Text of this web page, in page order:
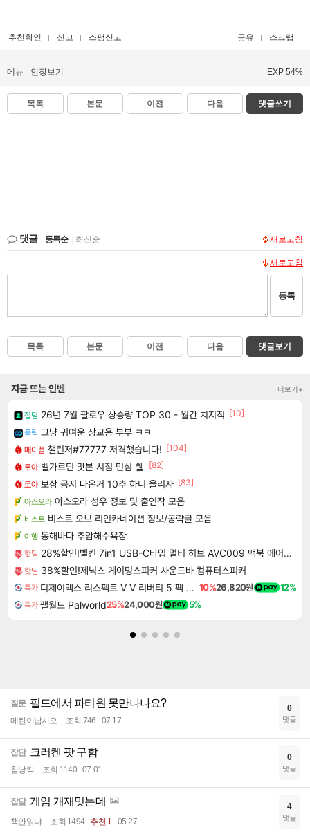
추천확인 신고 스팸신고 공유 스크랩
메뉴 인장보기 EXP 54%
목록 본문 이전 다음 댓글쓰기
댓글 등록순 최신순 새로고침
새로고침
등록
목록 본문 이전 다음 댓글보기
지금 뜨는 인벤 더보기+
잡담 26년 7월 팔로우 상승량 TOP 30 - 월간 치지직 [10]
클립 그냥 귀여운 상교용 부부 ㅋㅋ
메이플 챌린저#77777 저격했습니다! [104]
로아 벨가르딘 맛본 시점 민심 췤
[82]
로아 보상 공지 나온거 10추 하니 올리자 [83]
아스오라 아스오라 성우 정보 및 출연작 모음
비스트 비스트 오브 리인카네이션 정보/공략글 모음
여행 동해바다 추암해수욕장
핫딜 28%할인!벨킨 7in1 USB-C타입 멀티 허브 AVC009 맥북 에어 프로 M5 갤럭시북6 아이패드 윈도우 노트북 호환
핫딜 38%할인!제닉스 게이밍스피커 사운드바 컴퓨터스피커
특가 디제이맥스 리스펙트 V V 리버티 5 팩 DJMAX RESPECT V V Liberty 5 Pack DLC 10%26,820원 12%
특가 팰월드 Palworld25%24,000원 5%
질문 필드에서 파티원 못만나나요?
메린이납시오 조회 746 07-17
0
댓글
잡담 크러켄 팟 구함
침낭킥 조회 1140 07-01
0
댓글
잡담 게임 개재밋는데
책안읽냐 조회 1494 추천 1 05-27
4
댓글